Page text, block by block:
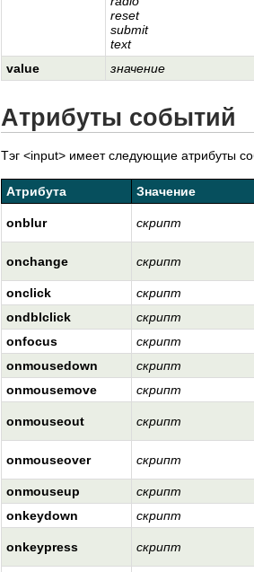
reset
submit
text
value значение
Атрибуты событий
Тэг <input> имеет следующие атрибуты
Атрибута Значение
onblur скрипт
onchange скрипт
onclick скрипт
ondblclick
скрипт
onfocus
скрипт
onmousedown
скрипт
onmousemove
скрипт
onmouseout скрипт
onmouseover скрипт
onmouseup скрипт
onkeydown
скрипт
onkeypress скрипт